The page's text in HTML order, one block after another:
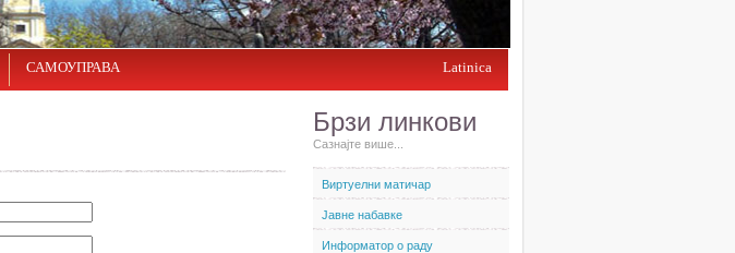
САМОУПРАВА Latinica
Брзи линкови
Сазнајте више...
Виртуелни матичар
Јавне набавке
Информатор о раду